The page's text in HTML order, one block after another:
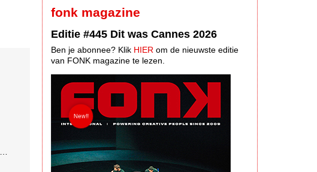
fonk magazine
Editie #445 Dit was Cannes 2026
Ben je abonnee? Klik HIER om de nieuwste editie
van FONK magazine te lezen.